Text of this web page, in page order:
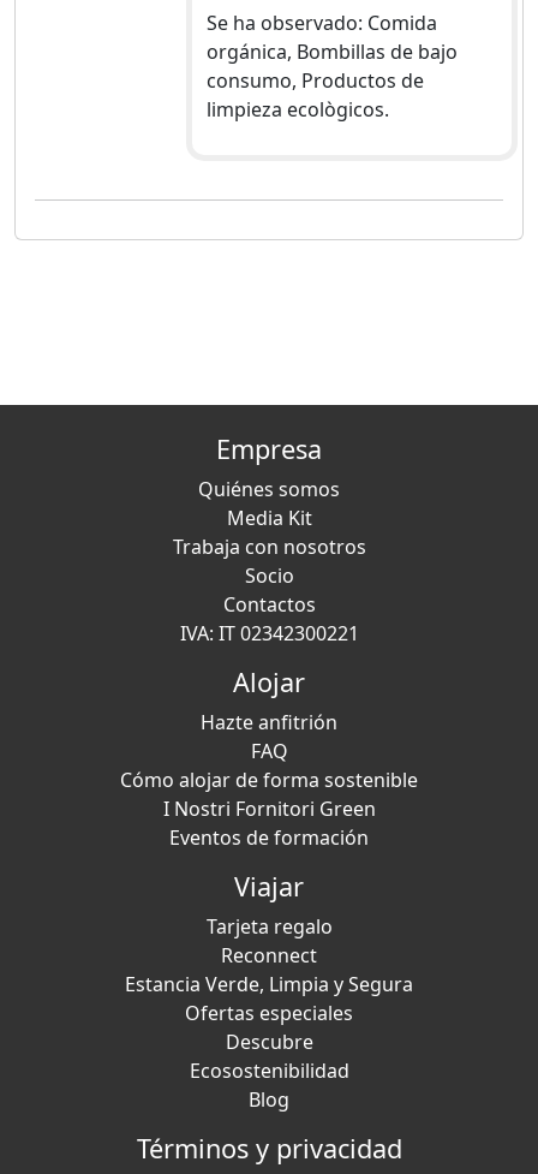
Se ha observado: Comida
orgánica, Bombillas de bajo
consumo, Productos de
limpieza ecològicos.
Empresa
Quiénes somos
Media Kit
Trabaja con nosotros
Socio
Contactos
IVA: IT 02342300221
Alojar
Hazte anfitrión
FAQ
Cómo alojar de forma sostenible
I Nostri Fornitori Green
Eventos de formación
Viajar
Tarjeta regalo
Reconnect
Estancia Verde, Limpia y Segura
Ofertas especiales
Descubre
Ecosostenibilidad
Blog
Términos y privacidad